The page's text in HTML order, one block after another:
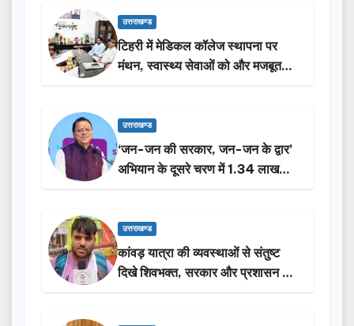
उत्तराखण्ड
टिहरी में मेडिकल कॉलेज स्थापना पर
मंथन, स्वास्थ्य सेवाओं को और मजबूत
करेगी सरकार: मुख्यमंत्री धामी…
उत्तराखण्ड
‘जन-जन की सरकार, जन-जन के द्वार’
अभियान के दूसरे चरण में 1.34 लाख
लोगों की भागीदारी…
उत्तराखण्ड
कांवड़ यात्रा की व्यवस्थाओं से संतुष्ट
दिखे शिवभक्त, सरकार और प्रशासन की
सराहना…